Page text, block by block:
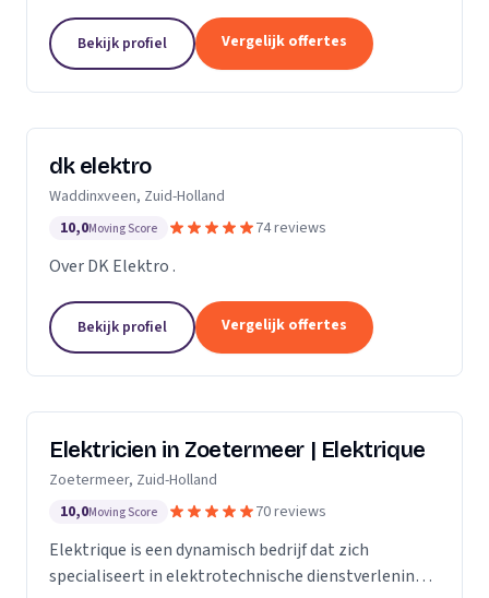
benodigde diploma's en certificeringen, sta ik klaar
om u...
Bekijk profiel Vergelijk offertes
dk elektro
Waddinxveen, Zuid-Holland
10,0Moving Score 74 reviews
Over DK Elektro .
Bekijk profiel Vergelijk offertes
Elektricien in Zoetermeer | Elektrique
Zoetermeer, Zuid-Holland
10,0Moving Score 70 reviews
Elektrique is een dynamisch bedrijf dat zich
specialiseert in elektrotechnische dienstverlening.